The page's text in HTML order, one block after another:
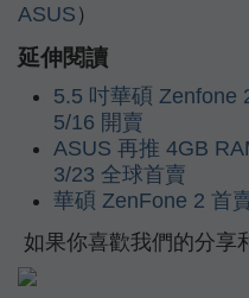
ASUS ）
延伸閱讀
5.5 吋華碩 Zenfone
5/16 開賣
ASUS 再推 4GB
3/23 全球首賣
華碩 ZenFone 2 首
如果你喜歡我們的分享